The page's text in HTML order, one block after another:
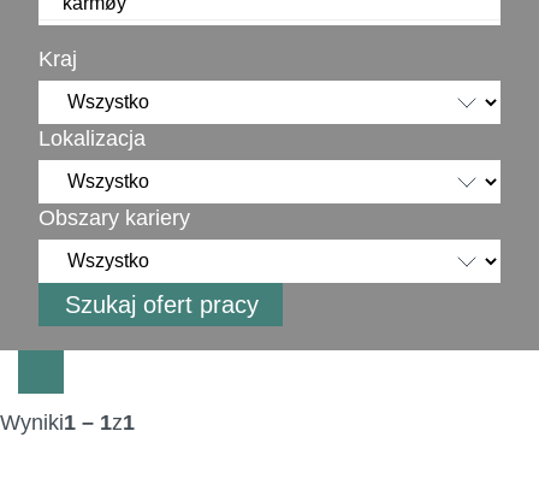
Kraj
Lokalizacja
Obszary kariery
Wyniki1 – 1z1